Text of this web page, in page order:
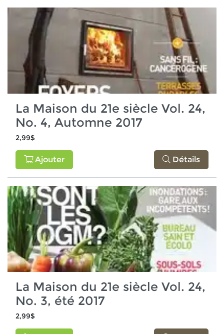
La Maison du 21e siècle Vol. 24,
No. 4, Automne 2017
2,99$
Ajouter Détails
La Maison du 21e siècle Vol. 24,
No. 3, été 2017
2,99$